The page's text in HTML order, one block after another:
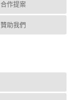
合作提案
贊助我們